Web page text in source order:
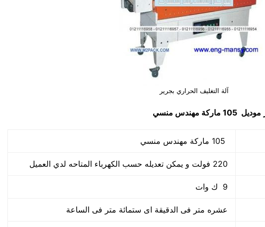
آلة التغليف الحراري بجرير
موديل 105 ماركة مهندس منسي
220 فولت و يمكن تعديله حسب الكهرباء المتاحه لدي العميل
9 ك وات
عشره متر فى الدقيقة اى ستمائة متر فى الساعة